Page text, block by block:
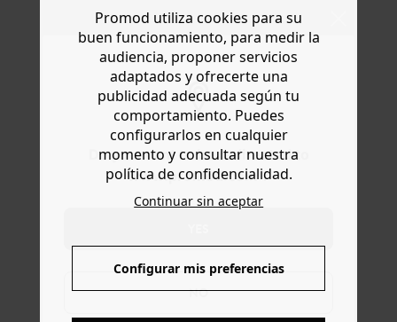
Do you want to be redirected to
www.promod.com ?
NO
30 días
a partir de la fecha de recepción de
los artículos para devolverlos o cambiarlos.
Talla única. Bonita idea de regalo.
ENTREGA GRATUITA
A domicilio desde 60€
DEVOLUCIONES
Promod utiliza cookies para su
buen funcionamiento, para medir la
audiencia, proponer servicios
adaptados y ofrecerte una
publicidad adecuada según tu
comportamiento. Puedes
configurarlos en cualquier
momento y consultar nuestra
política de confidencialidad.
Continuar sin aceptar
Configurar mis preferencias